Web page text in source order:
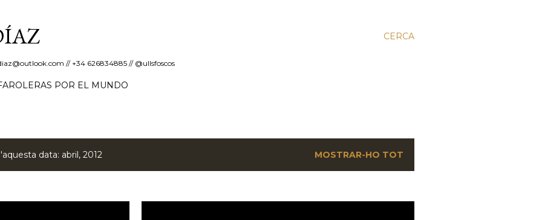
CERCA
// +34 626834885 // @ullsfoscos
POR EL MUNDO
data: abril, 2012 MOSTRAR-HO TOT